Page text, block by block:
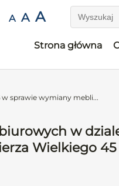
A A A Wyszukaj
Strona główna
w sprawie wymiany mebli...
w
Wielkiego